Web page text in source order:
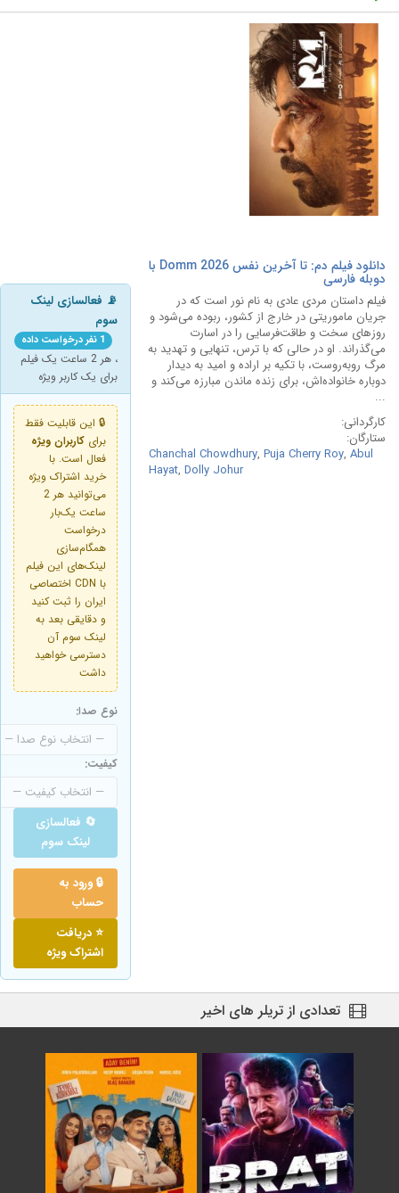
دانلود فیلم دم: تا آخرین نفس Domm 2026 با
دوبله فارسی
فیلم داستان مردی عادی به نام نور است که در
جریان ماموریتی در خارج از کشور، ربوده می‌شود و
روزهای سخت و طاقت‌فرسایی را در اسارت
می‌گذراند. او در حالی که با ترس، تنهایی و تهدید به
مرگ روبه‌روست، با تکیه بر اراده و امید به دیدار
دوباره خانواده‌اش، برای زنده ماندن مبارزه می‌کند و
...
کارگردانی:
ستارگان:
Chanchal Chowdhury ,Puja Cherry Roy ,Abul
Hayat ,Dolly Johur
📡 فعالسازی لینک
سوم
1 نفر درخواست داده
، هر 2 ساعت یک فیلم
برای یک کاربر ویژه
🔒 این قابلیت فقط
برای کاربران ویژه
فعال است. با
خرید اشتراک ویژه
می‌توانید هر 2
ساعت یک‌بار
درخواست
همگام‌سازی
لینک‌های این فیلم
با CDN اختصاصی
ایران را ثبت کنید
و دقایقی بعد به
لینک سوم آن
دسترسی خواهید
داشت
نوع صدا:
کیفیت:
🔄 فعالسازی
لینک سوم
🔒 ورود به
حساب
⭐ دریافت
اشتراک ویژه
تعدادی از تریلر های اخیر